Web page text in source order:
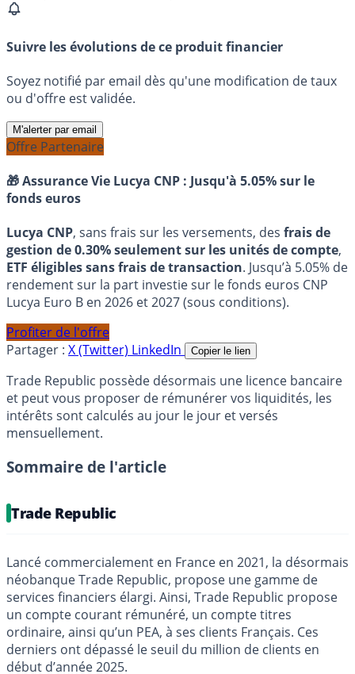
Suivre les évolutions de ce produit financier
Soyez notifié par email dès qu'une modification de taux
ou d'offre est validée.
M'alerter par email
Offre Partenaire
🎁 Assurance Vie Lucya CNP : Jusqu'à 5.05% sur le
fonds euros
Lucya CNP, sans frais sur les versements, des frais de
gestion de 0.30% seulement sur les unités de compte,
ETF éligibles sans frais de transaction. Jusqu’à 5.05% de
rendement sur la part investie sur le fonds euros CNP
Lucya Euro B en 2026 et 2027 (sous conditions).
Profiter de l'offre
Partager : X (Twitter) LinkedIn Copier le lien
Trade Republic possède désormais une licence bancaire
et peut vous proposer de rémunérer vos liquidités, les
intérêts sont calculés au jour le jour et versés
mensuellement.
Sommaire de l'article
Trade Republic
Lancé commercialement en France en 2021, la désormais
néobanque Trade Republic, propose une gamme de
services financiers élargi. Ainsi, Trade Republic propose
un compte courant rémunéré, un compte titres
ordinaire, ainsi qu’un PEA, à ses clients Français. Ces
derniers ont dépassé le seuil du million de clients en
début d’année 2025.